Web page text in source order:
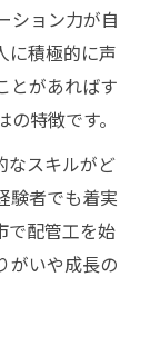
ション力が自
に積極的に声
とがあればす
特徴です。
なスキルがど
験者でも着実
で配管工を始
がいや成長の